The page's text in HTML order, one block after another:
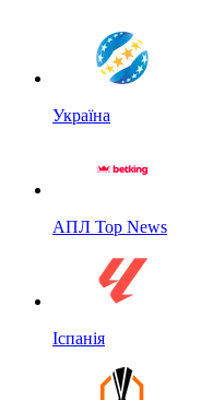
Україна
АПЛ Top News
Іспанія